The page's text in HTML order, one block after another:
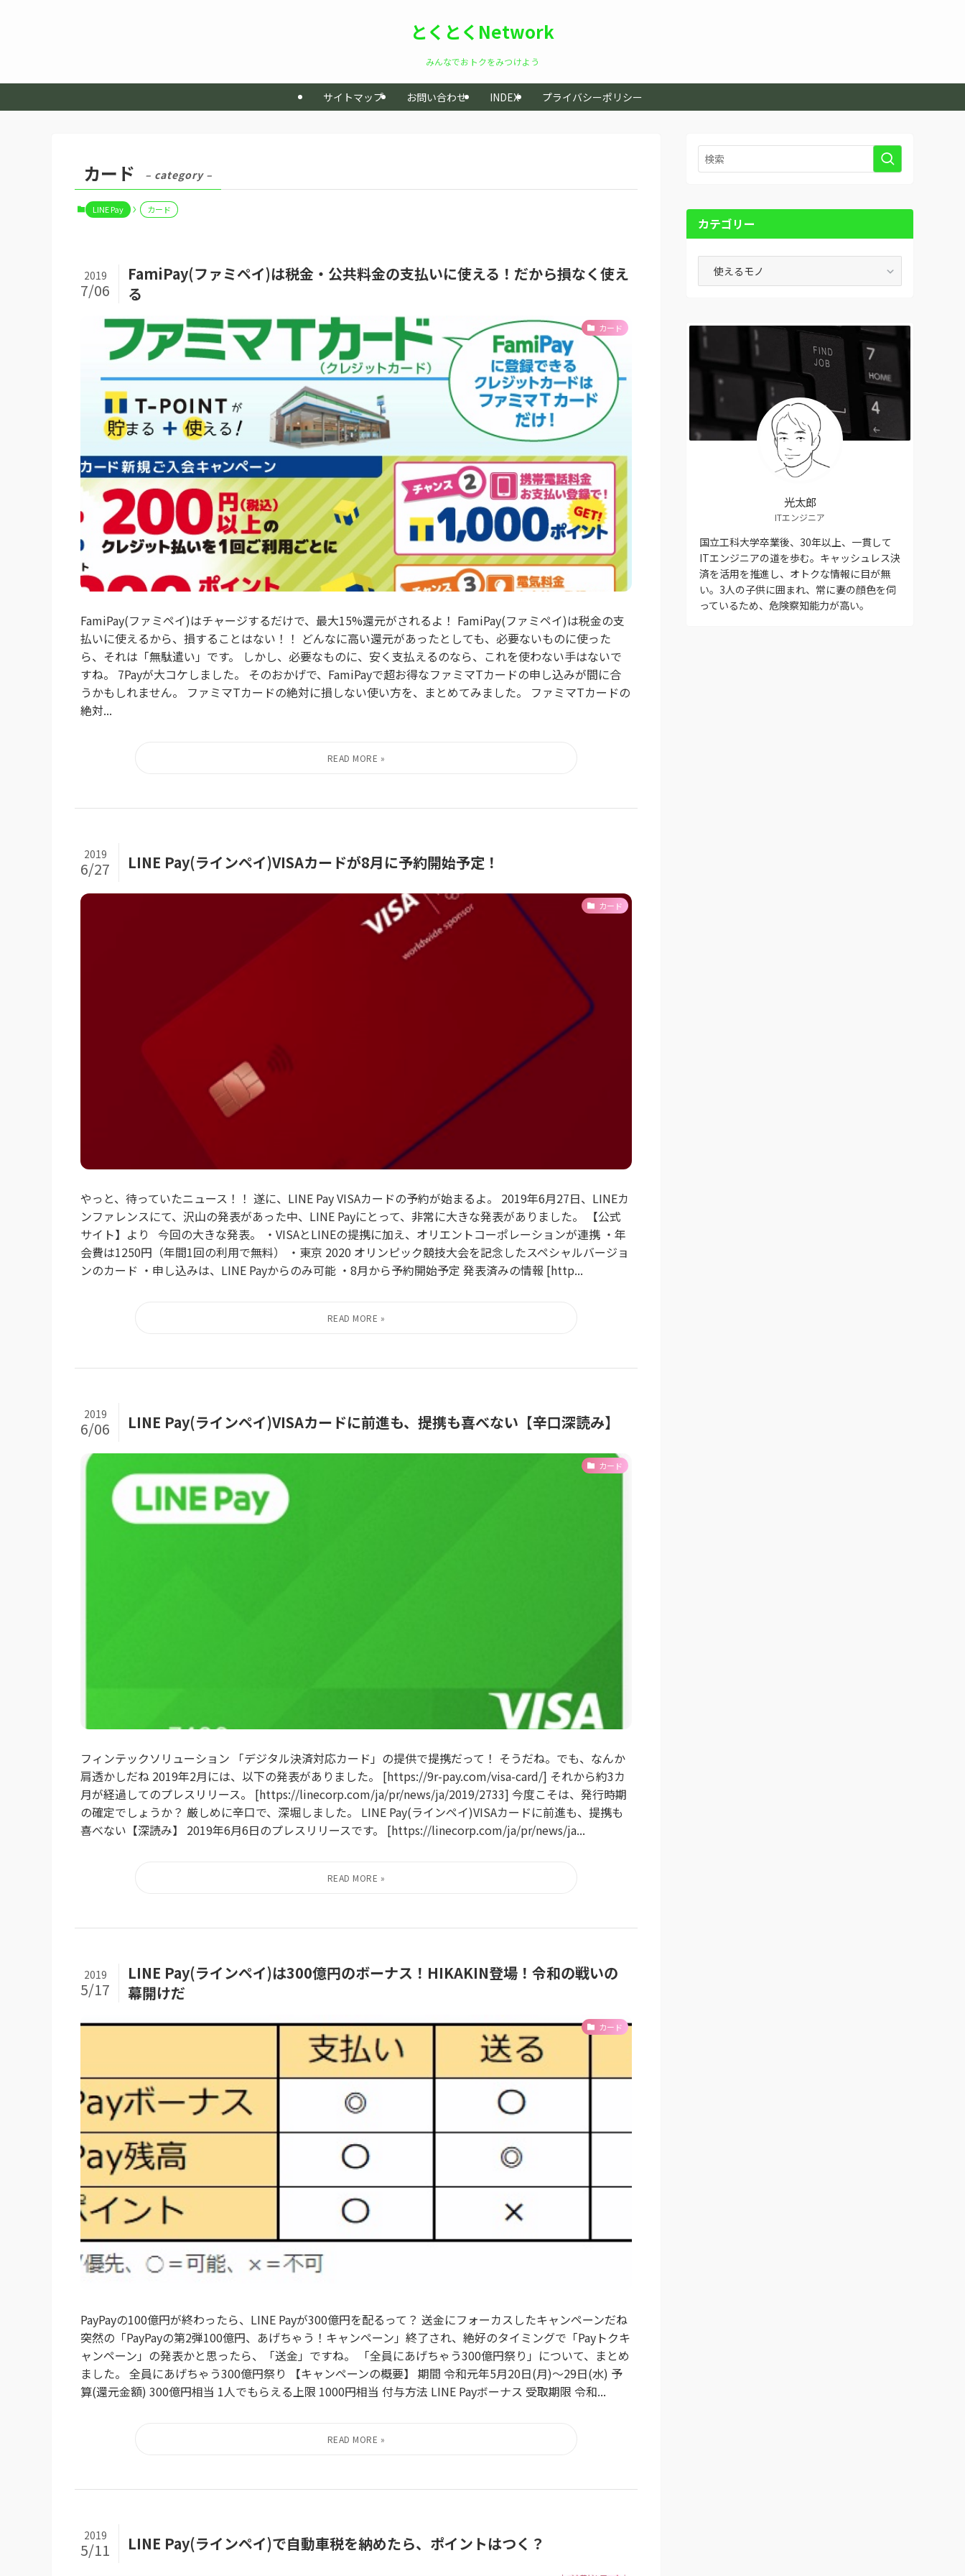
とくとくNetwork
みんなでおトクをみつけよう
サイトマップ お問い合わせ INDEX プライバシーポリシー
カード – category –
LINE Pay カード
FamiPay(ファミペイ)は税金・公共料金の支払いに使える！だから損なく使え
る
2019
7/06
カード
FamiPay(ファミペイ)はチャージするだけで、最大15%還元がされるよ！ FamiPay(ファミペイ)は税金の支
払いに使えるから、損することはない！！ どんなに高い還元があったとしても、必要ないものに使った
ら、それは「無駄遣い」です。 しかし、必要なものに、安く支払えるのなら、これを使わない手はないで
すね。 7Payが大コケしました。 そのおかげで、FamiPayで超お得なファミマTカードの申し込みが間に合
うかもしれません。 ファミマTカードの絶対に損しない使い方を、まとめてみました。 ファミマTカードの
絶対...
LINE Pay(ラインペイ)VISAカードが8月に予約開始予定！
2019
6/27
カード
やっと、待っていたニュース！！ 遂に、LINE Pay VISAカードの予約が始まるよ。 2019年6月27日、LINEカ
ンファレンスにて、沢山の発表があった中、LINE Payにとって、非常に大きな発表がありました。 【公式
サイト】より 今回の大きな発表。 ・VISAとLINEの提携に加え、オリエントコーポレーションが連携 ・年
会費は1250円（年間1回の利用で無料） ・東京 2020 オリンピック競技大会を記念したスペシャルバージョ
ンのカード ・申し込みは、LINE Payからのみ可能 ・8月から予約開始予定 発表済みの情報 [http...
LINE Pay(ラインペイ)VISAカードに前進も、提携も喜べない【辛口深読み】
2019
6/06
カード
フィンテックソリューション 「デジタル決済対応カード」の提供で提携だって！ そうだね。でも、なんか
肩透かしだね 2019年2月には、以下の発表がありました。 [https://9r-pay.com/visa-card/] それから約3カ
月が経過してのプレスリリース。 [https://linecorp.com/ja/pr/news/ja/2019/2733] 今度こそは、発行時期
の確定でしょうか？ 厳しめに辛口で、深堀しました。 LINE Pay(ラインペイ)VISAカードに前進も、提携も
喜べない【深読み】 2019年6月6日のプレスリリースです。 [https://linecorp.com/ja/pr/news/ja...
LINE Pay(ラインペイ)は300億円のボーナス！HIKAKIN登場！令和の戦いの
幕開けだ
2019
5/17
カード
PayPayの100億円が終わったら、LINE Payが300億円を配るって？ 送金にフォーカスしたキャンペーンだね
突然の「PayPayの第2弾100億円、あげちゃう！キャンペーン」終了され、絶好のタイミングで「Payトクキ
ャンペーン」の発表かと思ったら、「送金」ですね。 「全員にあげちゃう300億円祭り」について、まとめ
ました。 全員にあげちゃう300億円祭り 【キャンペーンの概要】 期間 令和元年5月20日(月)～29日(水) 予
算(還元金額) 300億円相当 1人でもらえる上限 1000円相当 付与方法 LINE Payボーナス 受取期限 令和...
LINE Pay(ラインペイ)で自動車税を納めたら、ポイントはつく？
2019
5/11
カテゴリー
ー
光太郎
ITエンジニア
国立工科大学卒業後、30年以上、一貫して
ITエンジニアの道を歩む。キャッシュレス決
済を活用を推進し、オトクな情報に目が無
い。3人の子供に囲まれ、常に妻の顔色を伺
っているため、危険察知能力が高い。